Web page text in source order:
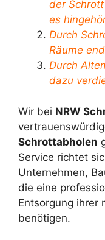
der
es
Durch
Räume
Durch
dazu
Wir bei NRW
Schrottabholen
Service richtet
Unternehmen,
die eine
Entsorgung ihrer
benötigen.